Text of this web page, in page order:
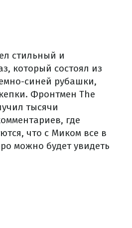
стильный и
который состоял из
синей рубашки,
Фронтмен The
тысячи
где
что с Миком все в
можно будет увидеть